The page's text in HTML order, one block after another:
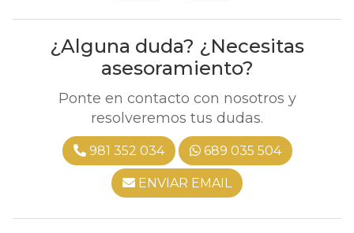
¿Alguna duda? ¿Necesitas
asesoramiento?
Ponte en contacto con nosotros y
resolveremos tus dudas.
981 352 034 689 035 504
ENVIAR EMAIL